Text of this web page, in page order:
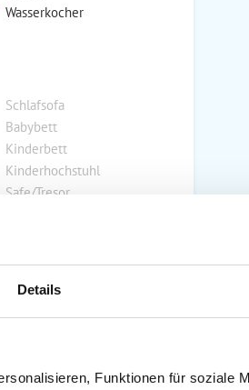
Details
Funktionen für soziale
Wasserkocher
Schlafsofa
Babybett
Kinderbett
Kinderhochstuhl
Safe/Tresor
Grill